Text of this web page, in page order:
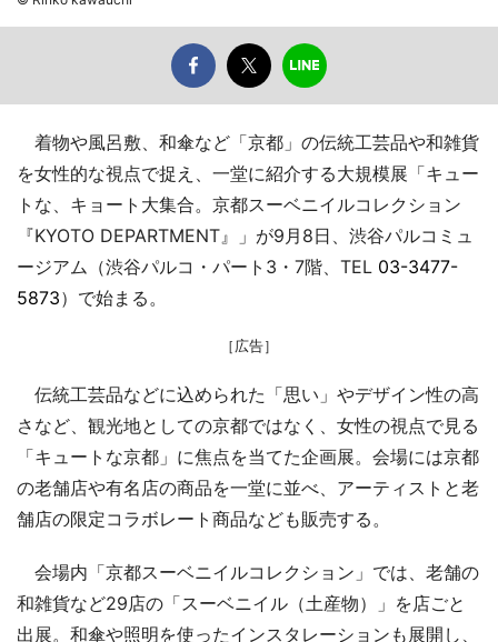
着物や風呂敷、和傘など「京都」の伝統工芸品や和雑貨
を女性的な視点で捉え、一堂に紹介する大規模展「キュー
トな、キョート大集合。京都スーベニイルコレクション
『KYOTO DEPARTMENT』」が9月8日、渋谷パルコミュ
ージアム（渋谷パルコ・パート3・7階、TEL 03-3477-
5873）で始まる。
［広告］
伝統工芸品などに込められた「思い」やデザイン性の高
さなど、観光地としての京都ではなく、女性の視点で見る
「キュートな京都」に焦点を当てた企画展。会場には京都
の老舗店や有名店の商品を一堂に並べ、アーティストと老
舗店の限定コラボレート商品なども販売する。
会場内「京都スーベニイルコレクション」では、老舗の
和雑貨など29店の「スーベニイル（土産物）」を店ごと
出展。和傘や照明を使ったインスタレーションも展開し、